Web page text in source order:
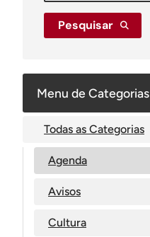
Pesquisar
Menu de Categorias
Todas as Categorias
Agenda
Avisos
Cultura